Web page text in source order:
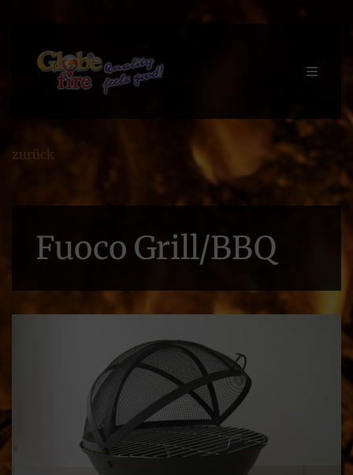
zurück
Fuoco Grill/BBQ